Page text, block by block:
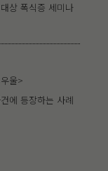
상 폭식증 세미나
울>
에 등장하는 사례